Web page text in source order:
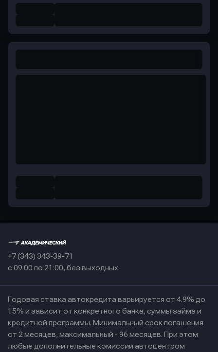
+7 (343) 343-39-71
с 09:00 по 21:00, без выходных
Годовая ставка автокредита варьируется от 4.9% до
15% и зависит от конкретного банка, суммы займа и
кредитной программы. Минимальный срок погашения
от 2 месяцев, максимальный - 96 месяцев. При этом
любые дополнительные комиссии автоцентром